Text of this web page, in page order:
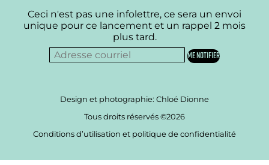
Ceci n'est pas une infolettre, ce sera un envoi
unique pour ce lancement et un rappel 2 mois
plus tard.
Design et photographie: Chloé Dionne
Tous droits réservés ©2026
Conditions d’utilisation et politique de confidentialité